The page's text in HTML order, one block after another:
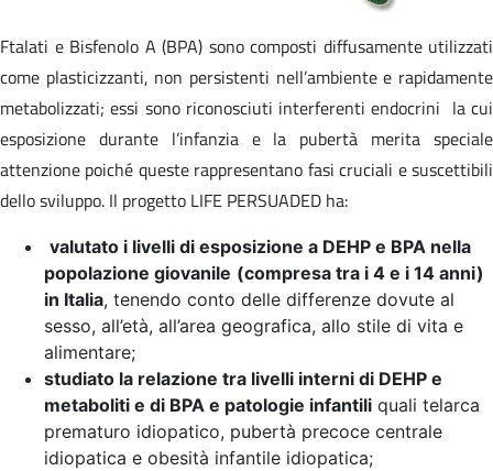
Ftalati e Bisfenolo A (BPA) sono composti diffusamente utilizzati
come plasticizzanti, non persistenti nell’ambiente e rapidamente
metabolizzati; essi sono riconosciuti interferenti endocrini la cui
esposizione durante l’infanzia e la pubertà merita speciale
attenzione poiché queste rappresentano fasi cruciali e suscettibili
dello sviluppo. Il progetto LIFE PERSUADED ha:
valutato i livelli di esposizione a DEHP e BPA nella
popolazione giovanile (compresa tra i 4 e i 14 anni)
in Italia, tenendo conto delle differenze dovute al
sesso, all’età, all’area geografica, allo stile di vita e
alimentare;
studiato la relazione tra livelli interni di DEHP e
metaboliti e di BPA e patologie infantili quali telarca
prematuro idiopatico, pubertà precoce centrale
idiopatica e obesità infantile idiopatica;